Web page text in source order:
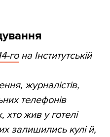
го на Інститутській
журналістів,
телефонів
хто жив у готелі
залишились кулі й,